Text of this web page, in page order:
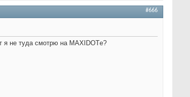
#666
я не туда смотрю на МАXIDOTе?